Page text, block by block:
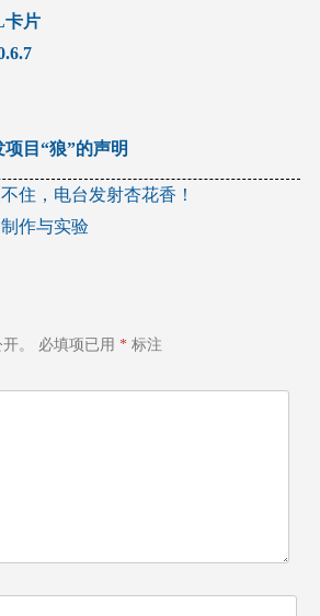
卡片
目“狼”的声明
住，电台发射杏花香！
作与实验
。 必填项已用 *标注